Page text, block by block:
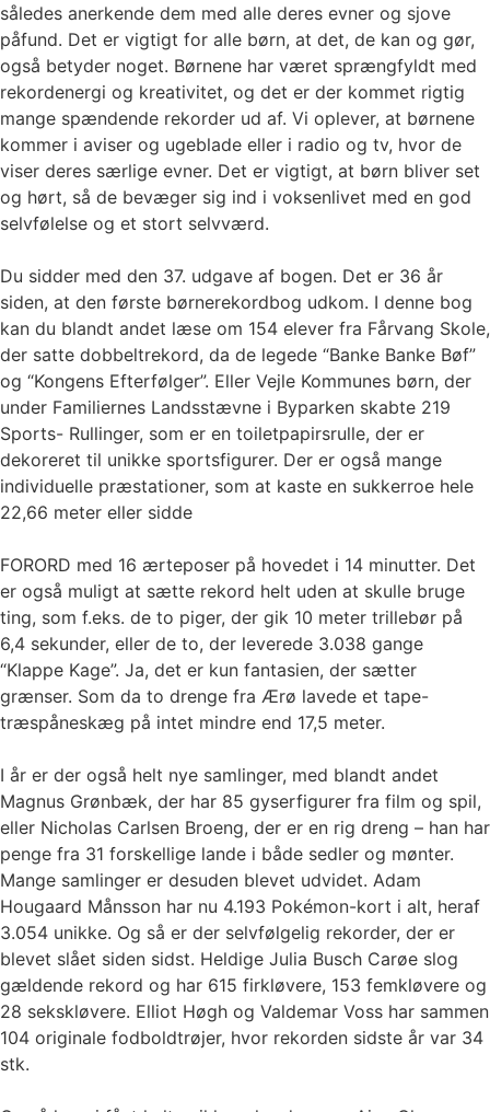
således anerkende dem med alle deres evner og sjove
påfund. Det er vigtigt for alle børn, at det, de kan og gør,
også betyder noget. Børnene har været sprængfyldt med
rekordenergi og kreativitet, og det er der kommet rigtig
mange spændende rekorder ud af. Vi oplever, at børnene
kommer i aviser og ugeblade eller i radio og tv, hvor de
viser deres særlige evner. Det er vigtigt, at børn bliver set
og hørt, så de bevæger sig ind i voksenlivet med en god
selvfølelse og et stort selvværd.
Du sidder med den 37. udgave af bogen. Det er 36 år
siden, at den første børnerekordbog udkom. I denne bog
kan du blandt andet læse om 154 elever fra Fårvang Skole,
der satte dobbeltrekord, da de legede “Banke Banke Bøf”
og “Kongens Efterfølger”. Eller Vejle Kommunes børn, der
under Familiernes Landsstævne i Byparken skabte 219
Sports- Rullinger, som er en toiletpapirsrulle, der er
dekoreret til unikke sportsfigurer. Der er også mange
individuelle præstationer, som at kaste en sukkerroe hele
22,66 meter eller sidde
FORORD med 16 ærteposer på hovedet i 14 minutter. Det
er også muligt at sætte rekord helt uden at skulle bruge
ting, som f.eks. de to piger, der gik 10 meter trillebør på
6,4 sekunder, eller de to, der leverede 3.038 gange
“Klappe Kage”. Ja, det er kun fantasien, der sætter
grænser. Som da to drenge fra Ærø lavede et tape-
træspåneskæg på intet mindre end 17,5 meter.
I år er der også helt nye samlinger, med blandt andet
Magnus Grønbæk, der har 85 gyserfigurer fra film og spil,
eller Nicholas Carlsen Broeng, der er en rig dreng – han har
penge fra 31 forskellige lande i både sedler og mønter.
Mange samlinger er desuden blevet udvidet. Adam
Hougaard Månsson har nu 4.193 Pokémon-kort i alt, heraf
3.054 unikke. Og så er der selvfølgelig rekorder, der er
blevet slået siden sidst. Heldige Julia Busch Carøe slog
gældende rekord og har 615 firkløvere, 153 femkløvere og
28 sekskløvere. Elliot Høgh og Valdemar Voss har sammen
104 originale fodboldtrøjer, hvor rekorden sidste år var 34
stk.